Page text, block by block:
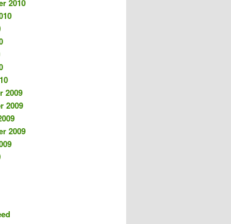
2010
2009
2009
2009